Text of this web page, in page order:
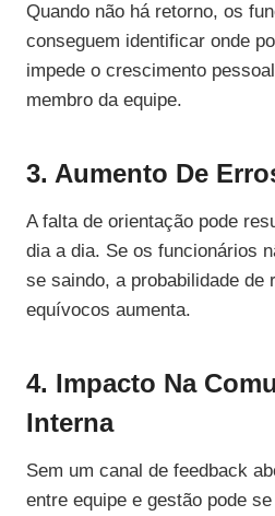
Quando não há retorno, os
conseguem identificar onde
impede o crescimento
membro da equipe.
3. Aumento De
A falta de orientação pode
dia a dia. Se os funcionários
se saindo, a probabilidade de
equívocos aumenta.
4. Impacto Na
Interna
Sem um canal de feedback
entre equipe e gestão pode